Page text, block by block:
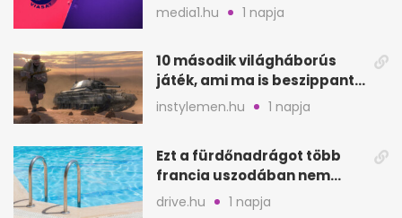
szeptembertől a Viasat Film
media1.hu 1 napja
10 második világháborús
játék, ami ma is beszippant
a képernyő elé
instylemen.hu 1 napja
Ezt a fürdőnadrágot több
francia uszodában nem
fogadják el
drive.hu 1 napja